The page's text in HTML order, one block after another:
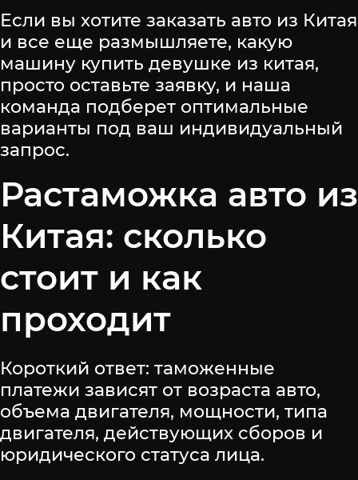
Если вы хотите заказать авто из Китая
и все еще размышляете, какую
машину купить девушке из китая,
просто оставьте заявку, и наша
команда подберет оптимальные
варианты под ваш индивидуальный
запрос.
Растаможка авто из
Китая: сколько
стоит и как
проходит
Короткий ответ: таможенные
платежи зависят от возраста авто,
объема двигателя, мощности, типа
двигателя, действующих сборов и
юридического статуса лица.